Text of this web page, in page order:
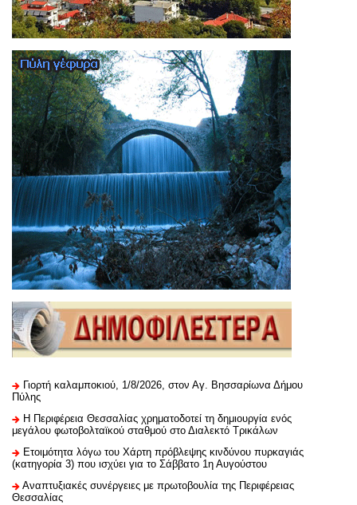
Γιορτή καλαμποκιού, 1/8/2026, στον Αγ. Βησσαρίωνα Δήμου
Πύλης
H Περιφέρεια Θεσσαλίας χρηματοδοτεί τη δημιουργία ενός
μεγάλου φωτοβολταϊκού σταθμού στο Διαλεκτό Τρικάλων
Ετοιμότητα λόγω του Χάρτη πρόβλεψης κινδύνου πυρκαγιάς
(κατηγορία 3) που ισχύει για το Σάββατο 1η Αυγούστου
Αναπτυξιακές συνέργειες με πρωτοβουλία της Περιφέρειας
Θεσσαλίας